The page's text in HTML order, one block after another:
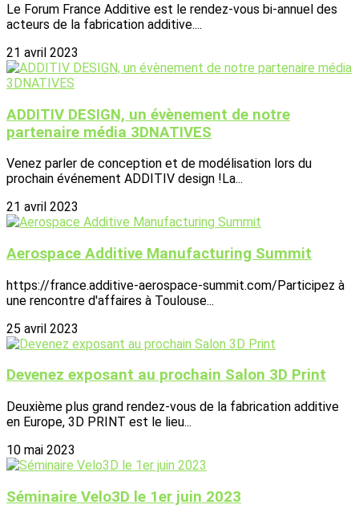
Le Forum France Additive est le rendez-vous bi-annuel des
acteurs de la fabrication additive....
21 avril 2023
ADDITIV DESIGN, un évènement de notre
partenaire média 3DNATIVES
Venez parler de conception et de modélisation lors du
prochain événement ADDITIV design !La...
21 avril 2023
Aerospace Additive Manufacturing Summit
https://france.additive-aerospace-summit.com/Participez à
une rencontre d'affaires à Toulouse...
25 avril 2023
Devenez exposant au prochain Salon 3D Print
Deuxième plus grand rendez-vous de la fabrication additive
en Europe, 3D PRINT est le lieu...
10 mai 2023
Séminaire Velo3D le 1er juin 2023